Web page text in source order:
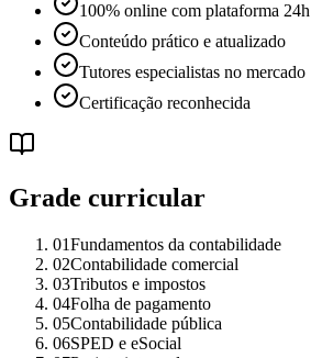
100% online com plataforma 24h
Conteúdo prático e atualizado
Tutores especialistas no mercado
Certificação reconhecida
Grade curricular
01Fundamentos da contabilidade
02Contabilidade comercial
03Tributos e impostos
04Folha de pagamento
05Contabilidade pública
06SPED e eSocial